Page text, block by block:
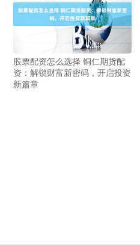
股票配资怎么选择 铜仁期货配
资：解锁财富新密码，开启投资
新篇章